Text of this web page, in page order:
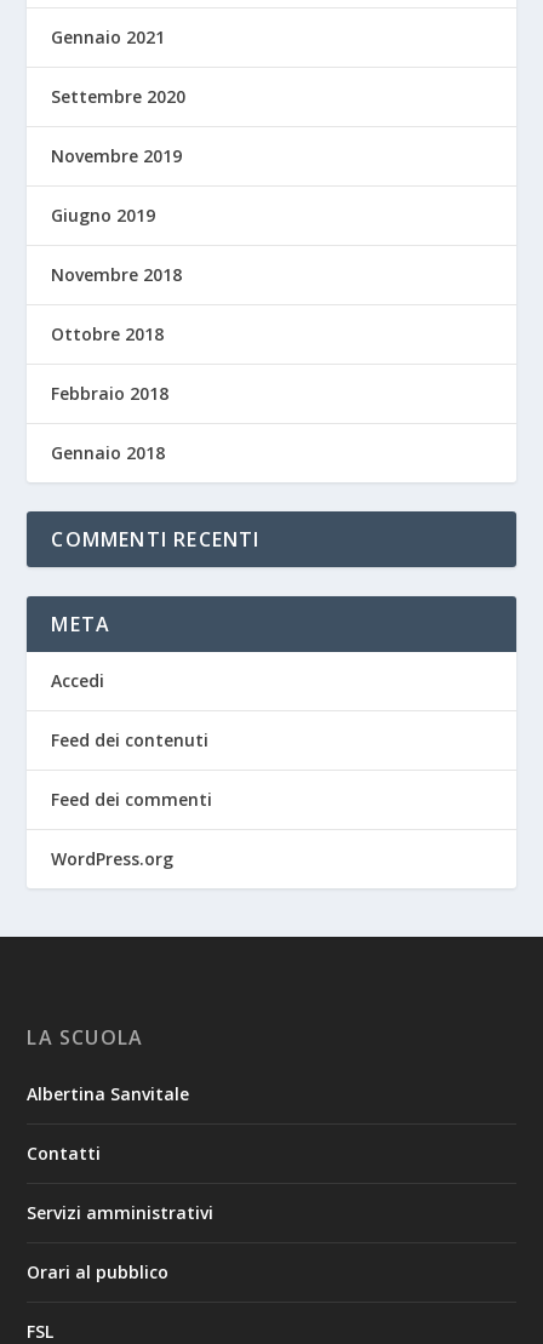
Gennaio 2021
Settembre 2020
Novembre 2019
Giugno 2019
Novembre 2018
Ottobre 2018
Febbraio 2018
Gennaio 2018
COMMENTI RECENTI
META
Accedi
Feed dei contenuti
Feed dei commenti
WordPress.org
LA SCUOLA
Albertina Sanvitale
Contatti
Servizi amministrativi
Orari al pubblico
FSL